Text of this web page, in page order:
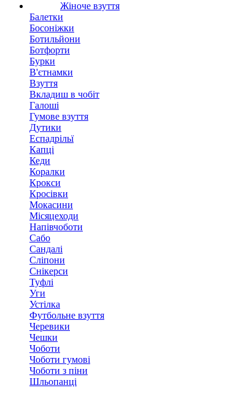
Жіноче взуття
Балетки
Босоніжки
Ботильйони
Ботфорти
Бурки
В'єтнамки
Взуття
Вкладиш в чобіт
Галоші
Гумове взуття
Дутики
Еспадрільї
Капці
Кеди
Коралки
Крокси
Кросівки
Мокасини
Місяцеходи
Напівчоботи
Сабо
Сандалі
Сліпони
Снікерси
Туфлі
Уги
Устілка
Футбольне взуття
Черевики
Чешки
Чоботи
Чоботи гумові
Чоботи з піни
Шльопанці